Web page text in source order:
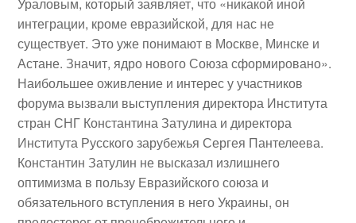
Ураловым, который заявляет, что «никакой иной
интеграции, кроме евразийской, для нас не
существует. Это уже понимают в Москве, Минске и
Астане. Значит, ядро нового Союза сформировано».
Наибольшее оживление и интерес у участников
форума вызвали выступления директора Института
стран СНГ Константина Затулина и директора
Института Русского зарубежья Сергея Пантелеева.
Константин Затулин не высказал излишнего
оптимизма в пользу Евразийского союза и
обязательного вступления в него Украины, он